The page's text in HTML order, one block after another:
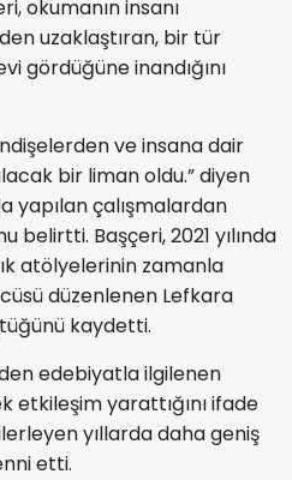
okumanın insanı
uzaklaştıran, bir tür
gördüğüne inandığını
ve insana dair
bir liman oldu.” diyen
yapılan çalışmalardan
belirtti. Başçeri, 2021 yılında
atölyelerinin zamanla
düzenlenen Lefkara
kaydetti.
edebiyatla ilgilenen
yarattığını ifade
yıllarda daha geniş
etti.